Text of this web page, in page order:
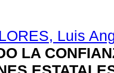
Luis
LA